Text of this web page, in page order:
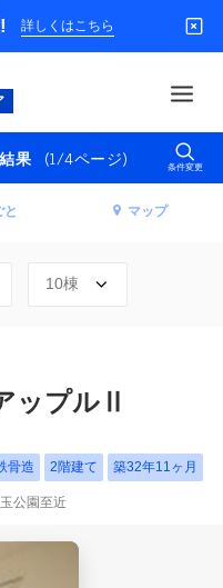
詳しくはこちら
果 (1/4ページ) 条件変更
と マップ
ップルⅡ
骨造 2階建て 築32年11ヶ月
公園至近